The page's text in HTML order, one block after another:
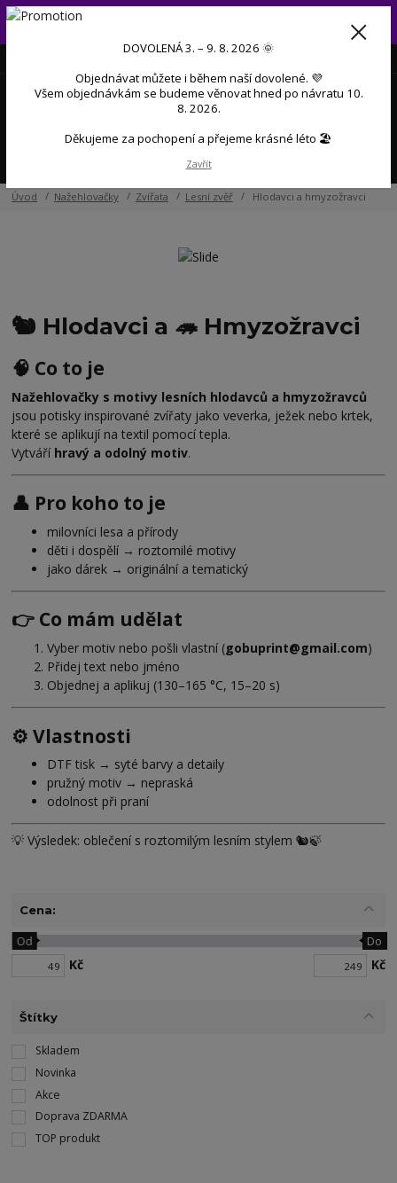
Od 3. do 9. 8. 2026 budeme mít dovolenou 💜 Objednávky přijaté
během dovolené začneme postupně zpracovávat po návratu 💜
Úvod Nažehlovačky Zvířata Lesní zvěř Hlodavci a hmyzožravci
🐿️ Hlodavci a 🦔 Hmyzožravci
🧠 Co to je
Nažehlovačky s motivy lesních hlodavců a hmyzožravců
jsou potisky inspirované zvířaty jako veverka, ježek nebo krtek,
které se aplikují na textil pomocí tepla.
Vytváří hravý a odolný motiv.
👤 Pro koho to je
milovníci lesa a přírody
děti i dospělí → roztomilé motivy
jako dárek → originální a tematický
👉 Co mám udělat
Vyber motiv nebo pošli vlastní (gobuprint@gmail.com)
Přidej text nebo jméno
Objednej a aplikuj (130–165 °C, 15–20 s)
⚙️ Vlastnosti
DTF tisk → syté barvy a detaily
pružný motiv → nepraská
odolnost při praní
💡 Výsledek: oblečení s roztomilým lesním stylem 🐿️🍃
Cena:
Kč
Od Do
Kč
Štítky
Skladem
Novinka
Akce
Doprava ZDARMA
TOP produkt
DOVOLENÁ 3. – 9. 8. 2026 🌞
Objednávat můžete i během naší dovolené. 💜
Všem objednávkám se budeme věnovat hned po návratu 10.
8. 2026.
Děkujeme za pochopení a přejeme krásné léto 🏖️
Zavřít